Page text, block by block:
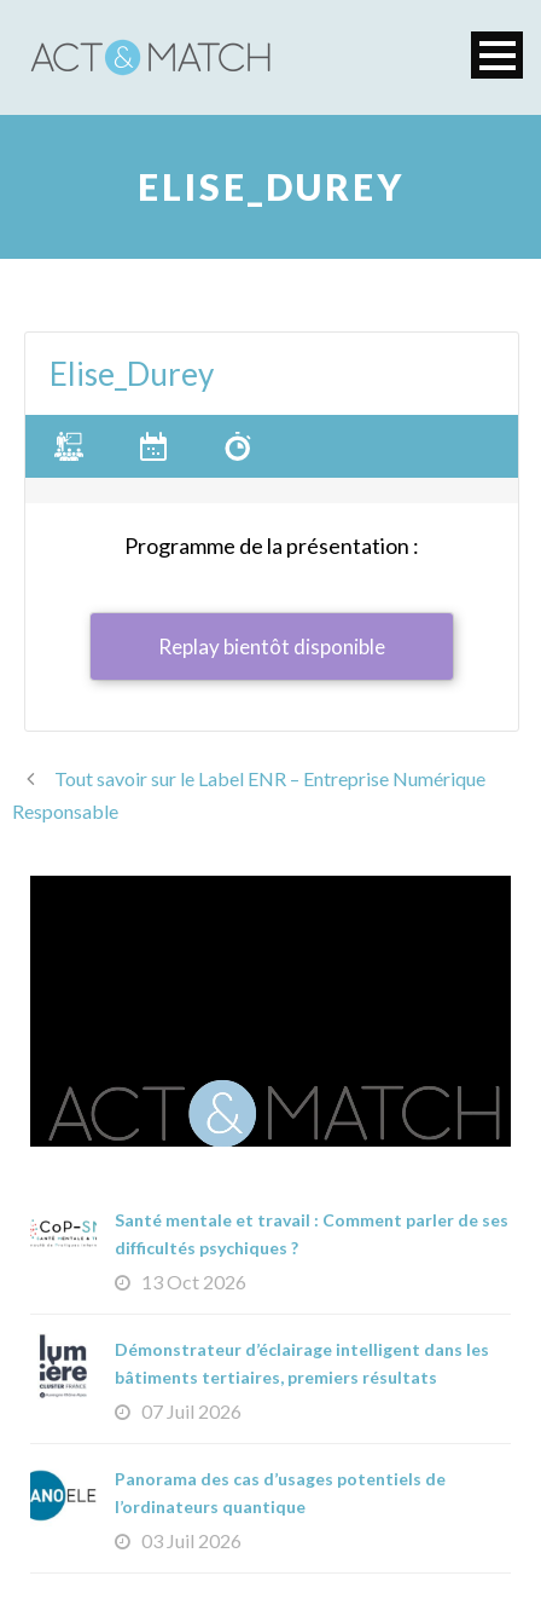
ELISE_DUREY
Elise_Durey
Programme de la présentation :
Replay bientôt disponible
Tout savoir sur le Label ENR – Entreprise Numérique
Responsable
Santé mentale et travail : Comment parler de ses
difficultés psychiques ?
13 Oct 2026
Démonstrateur d’éclairage intelligent dans les
bâtiments tertiaires, premiers résultats
07 Juil 2026
Panorama des cas d’usages potentiels de
l’ordinateurs quantique
03 Juil 2026